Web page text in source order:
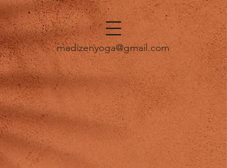
madizenyoga@gmail.com